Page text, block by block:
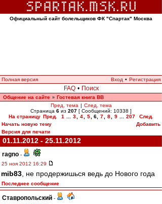
Официальный сайт болельщиков ФК "Спартак" Москва
Полная версия Вход • Регистрация
FAQ • Поиск
Общение на сайте » Гостевая книга ВВ
Пред. тема | След. тема
Страница 6 из 207 [ Сообщений: 10338 ]
На страницу Пред. 1 3 4 5 6 7 8 9 207
След.
Начать новую тему
Добавить
Версия для печати
01.11.2012 - 25.11.2012
ragno -
25 ноя 2012 16:29
mib83 , не продержишься ведь до Нового года
Последнее сообщение
Ставропольский -